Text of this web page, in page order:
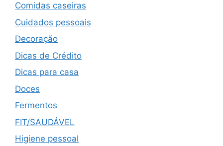
Comidas caseiras
Cuidados pessoais
Decoração
Dicas de Crédito
Dicas para casa
Doces
Fermentos
FIT/SAUDÁVEL
Higiene pessoal